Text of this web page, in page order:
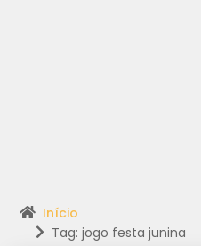
Início
Tag: jogo festa junina